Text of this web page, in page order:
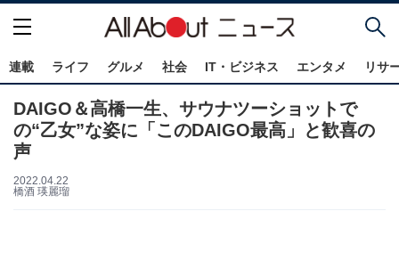
連載 ライフ グルメ 社会 IT・ビジネス エンタメ リサ
DAIGO＆高橋一生、サウナツーショットで
の“乙女”な姿に「このDAIGO最高」と歓喜の
声
2022.04.22
橋酒 瑛麗瑠